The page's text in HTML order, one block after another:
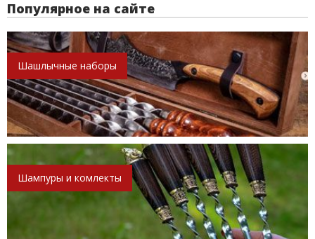
Популярное на сайте
Шашлычные наборы
Шампуры и комлекты